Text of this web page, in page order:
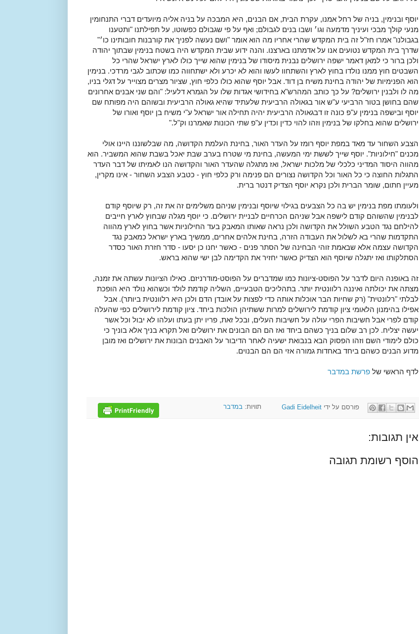
יוסף ובנימין, בניה של רחל אמנו, עקרת הבית, אם הבנים, היא המבכה על בניה אליה מיועדים דברי התנחומין
מנעי קולך מבכי ועיניך מדמעה וגו׳ ושבו בנים לגבולם; ואף על פי שגבולם כפשוטו, על תפילתנו "ותטענו
בגבולנו" אמרו חז"ל זה בית המקדש שהרי אחריו מה הוא אומר "ושם נעשה לפניך את קורבנות חובותינו כו׳"
שדרך בית המקדש נטועים אנו על אדמתנו בארצנו. והנה ידוע שבית המקדש היה בשטח בנימין שבתוך יהודה
ולכן ברור כי למאן דאמר ישפה ירושלים נבנית מיסודו של בנימין שהוא שייך כולו לארץ ישראל שהרי כל
השבטים חוץ ממנו נולדו בחוץ לארץ והשתחוו לעשו והוא לא יכרע ולא ישתחווה כמו שכתוב לגבי מרדכי. בנימין
הוא הפנימיות של יהודה בחינת משיח בן דוד. אבל יוסף שהוא כולו כלפי חוץ, שציור מצרים מצוייר על דגלי בניו,
מה לו ולבנין ירושלים? על כך כותב המהרש"א בחידושי אגדות שלו על הגמרא דלעיל: "והם שני אבנים אחרונים
שהם בחושן בטור הרביעי ע"ש אור בגאולה הרביעית שלעתיד שהיא גאולה הרביעית ובשוהם היה מפותח שם
יוסף ובישפה בנימין ע"פ כונה זו דבגאולה הרביעית יהיה תחילה אור ישראל ע"י משיח בן יוסף ואורו של
ירושלים שהוא בחלקו של בנימין וזהו להוי כדין וכדין ע"פ שתי הכונות שאמרנו וק"ל."
הצבע השחור עד מאד במפת יוסף רומז על העדר האור, בחינת העלמת הקדושה, מה שבלשוננו היינו אולי
מכנים "חילוניות". יוסף שייך לששת ימי המעשה, בחינת מי שטרח בערב שבת יאכל בשבת שהוא המשביר. הוא
מהווה היסוד המדיני כלכלי של מלכות ישראל, ואז מתגלה שהעדר האור והקדושה הנו לאמיתו של דבר העדר
התגלות החוצה כי כל האור וכל הקדושה נצורים הם פנימה ורק כלפי חוץ - כטבע הצבע השחור - אינו מקרין,
מעיין חתום, שומר הברית ולכן נקרא יוסף הצדיק דנטר ברית.
ולעומתו מפת בנימין יש בה כל הצבעים בגילוי שיוסף ובנימין שניהם משלימים זה את זה, רק שיוסף קודם
לבנימין שהשוהם קודם לישפה אבל שניהם הכרחיים לבניית ירושלים. כי יוסף מגלה שבחוץ לארץ חייבים
להילחם נגד הטבע השולל את הקדושה ולכן נראה שאותו המאבק בעד החילוניות אשר בחוץ לארץ מהווה
התקדמות שהרי בא לשלול את העבודה הזרה, בחינת אלהים אחרים, ממשיך בארץ ישראל כמאבק נגד
הקדושה עצמה אלא שבאמת זוהי הבחינה של הסתר פנים - כאשר יחנו כן יסעו - סדר חזרת האור כסדר
הסתלקותו ואז יתגלה שיוסף הוא הצדיק כאשר יחזיר את הקדימה לבן ישי שהוא בראש.
זה באופנה היום לדבר על הפוסט-ציונות כמו שמדברים על הפוסט-מודרניזם. כאילו הציונות עשתה את זמנה,
מצתה את יכולתה ואיננה רלוונטית יותר. בתהליכים הטבעיים, השליה קודמת לולד וכשהוא נולד היא הופכת
לבלתי "רלונטית" (רק שחיות הבר אוכלות אותה כדי לפצות על אובדן הדם ולכן היא רלוונטית ביותר). אבל
אפילו בהימנון הלאומי ציון קודמת לירושלים למרות ששתיהן הולכות ביחד. ציון קודמת לירושלים כפי שהעלה
קודם לפרי אבל חשיבות הפרי עולה על חשיבות העלים, ובכל זאת, פריו יתן בעתו ועלהו לא יבול וכל אשר
יעשה יצליח. לכן רב שלום בניך כשהם ביחד ואז הם הם הבונים את ירושלים ואל תקרא בניך אלא בוניך כי
כולם לימודי השם וזהו הפסוק הבא בנבואת ישעיה לאחר הדיבור על האבנים הבונות את ירושלים ואז מובן
מדוע הבנים כשהם ביחד באחדות גמורה אזי הם הם הבנוים.
לדף הראשי של פרשת במדבר
פורסם על ידי Gadi Eidelheit תוויות:במדבר
אין תגובות:
הוסף רשומת תגובה